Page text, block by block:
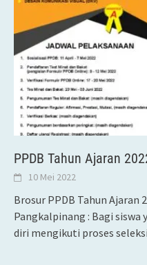
PPDB Tahun Ajaran
10 Mei 2022
Brosur PPDB Tahun Ajaran
Pangkalpinang : Bagi
diri mengikuti proses